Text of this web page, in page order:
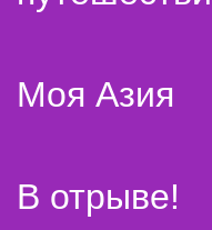
Моя Азия
В отрыве!